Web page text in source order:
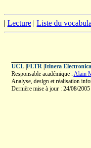
| Lecture | Liste du
UCL| FLTR| Itinera Electronica
Responsable académique :Alain
Analyse, design et réalisation
Dernière mise à jour : 24/08/2005